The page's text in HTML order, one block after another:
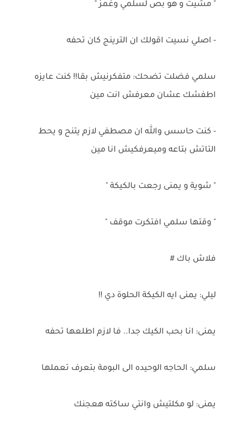
" مشيت و هو بص لسلمي وغمز "
- اصلي نسيت اقولك ان الترينج كان تحفه
سلمي فضلت تضحك: متفكرنيش بقا!! كنت عايزه
اطفشك عشان معرفش انت مين
- كنت حاسس والله ان مصطفي لازم يتنح و يحط
التاتش بتاعه وميعرفكيش انا مين
" شوية و يمنى رجعت بالكيكة "
" وقتها سلمي افتكرت موقف "
فلاش باك #
ليلي: يمنى ايه الكيكة الحلوة دي !!
يمنى: انا بحب الكيك جدا.. فا لازم اطلعها تحفه
سلمي: الحاجه الوحيده الى البومة بتعرف تعملها
يمنى: لو مكلتيش وانتي ساكته هعجنك